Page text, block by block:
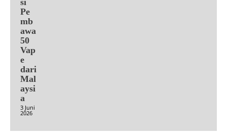
Pe
mb
awa
50
Vap
e
dari
Mal
aysi
a
3 Juni
2026